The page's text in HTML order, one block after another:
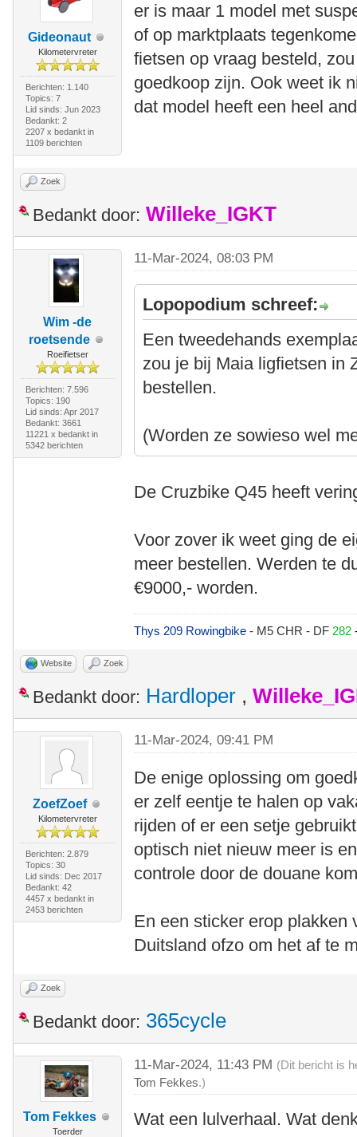
Gideonaut
Kilometervreter
Berichten: 1.140
Topics: 7
Lid sinds: Jun 2023
Bedankt: 2
2207 x bedankt in
1109 berichten
er is maar 1 model met
of op marktplaats
fietsen op vraag besteld,
goedkoop zijn. Ook weet ik
dat model heeft een heel
Zoek
Bedankt door: Willeke_IGKT
Wim -de
roetsende
Roeifietser
Berichten: 7.596
Topics: 190
Lid sinds: Apr 2017
Bedankt: 3661
11221 x bedankt in
5342 berichten
11-Mar-2024, 08:03 PM
Lopopodium schreef:
Een tweedehands
zou je bij Maia ligfietsen in
bestellen.
(Worden ze sowieso wel
De Cruzbike Q45 heeft
Voor zover ik weet ging de
meer bestellen. Werden te
€9000,- worden.
Thys 209 Rowingbike- M5 CHR - DF 282
Website Zoek
Bedankt door: Hardloper ,
ZoefZoef
Kilometervreter
Berichten: 2.879
Topics: 30
Lid sinds: Dec 2017
Bedankt: 42
4457 x bedankt in
2453 berichten
11-Mar-2024, 09:41 PM
De enige oplossing om
er zelf eentje te halen op
rijden of er een setje
optisch niet nieuw meer is
controle door de douane
En een sticker erop plakken
Duitsland ofzo om het af te
Zoek
Bedankt door: 365cycle
Tom Fekkes
Toerder
11-Mar-2024, 11:43 PM (Dit bericht is
Tom Fekkes.)
Wat een lulverhaal. Wat